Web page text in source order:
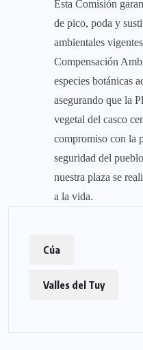
Esta Comisión
de pico, poda y
ambientales
Compensación
especies botánicas
asegurando que la
vegetal del casco
compromiso con la
seguridad del
nuestra plaza se
a la vida.
Cúa
Valles del Tuy